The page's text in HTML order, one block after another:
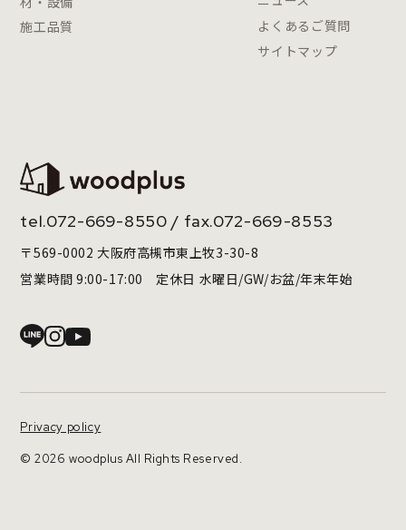
施工品質
よくあるご質問
サイトマップ
tel.072-669-8550 / fax.072-669-8553
〒569-0002 大阪府高槻市東上牧3-30-8
営業時間 9:00-17:00 定休日 水曜日/GW/お盆/年末年始
Privacy policy
© 2026 woodplus All Rights Reserved.